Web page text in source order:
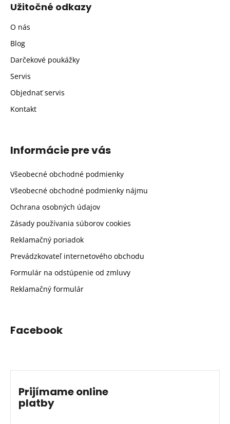
Užitočné odkazy
O nás
Blog
Darčekové poukážky
Servis
Objednať servis
Kontakt
Informácie pre vás
Všeobecné obchodné podmienky
Všeobecné obchodné podmienky nájmu
Ochrana osobných údajov
Zásady používania súborov cookies
Reklamačný poriadok
Prevádzkovateľ internetového obchodu
Formulár na odstúpenie od zmluvy
Reklamačný formulár
Facebook
Prijímame online
platby